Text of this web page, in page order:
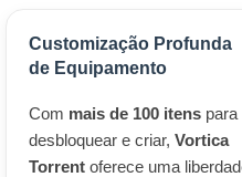
Customização Profunda
de Equipamento
Com mais de 100 itens para
desbloquear e criar, Vortica
Torrent oferece uma